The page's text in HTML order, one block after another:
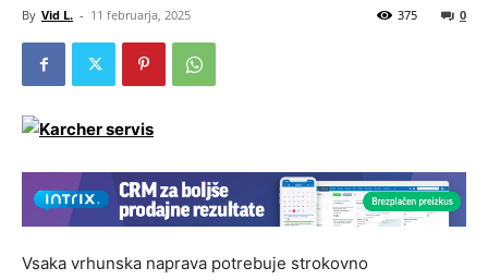
By Vid L. - 11 februarja, 2025 0
375
Vsaka vrhunska naprava potrebuje strokovno